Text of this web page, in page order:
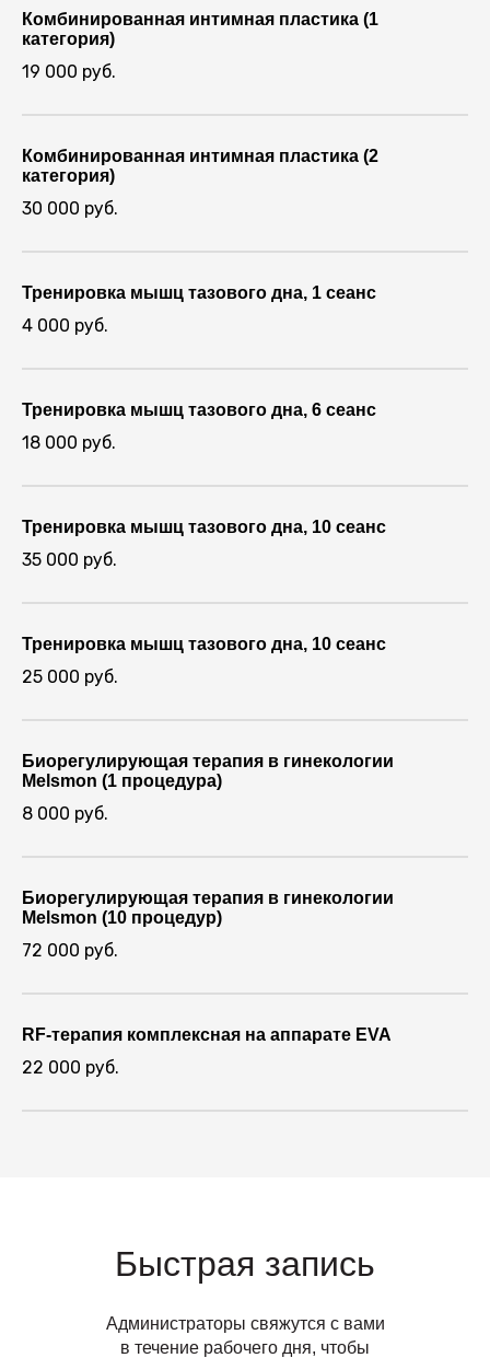
Комбинированная интимная пластика (1
категория)
19 000 руб.
Комбинированная интимная пластика (2
категория)
30 000 руб.
Тренировка мышц тазового дна, 1 сеанс
4 000 руб.
Тренировка мышц тазового дна, 6 сеанс
18 000 руб.
Тренировка мышц тазового дна, 10 сеанс
35 000 руб.
Тренировка мышц тазового дна, 10 сеанс
25 000 руб.
Биорегулирующая терапия в гинекологии
Melsmon (1 процедура)
8 000 руб.
Биорегулирующая терапия в гинекологии
Melsmon (10 процедур)
72 000 руб.
RF-терапия комплексная на аппарате EVA
22 000 руб.
Быстрая запись
Администраторы свяжутся с вами
в течение рабочего дня, чтобы